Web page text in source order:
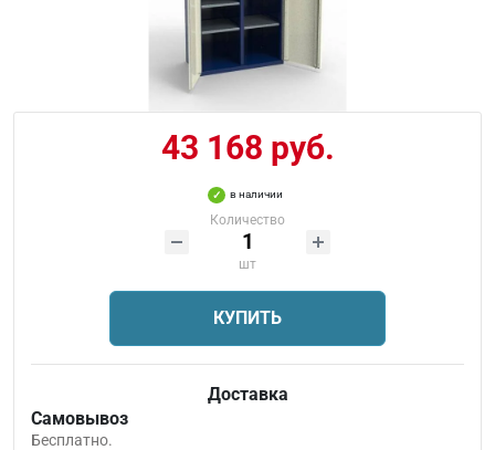
43 168 руб.
в наличии
Количество
шт
КУПИТЬ
Доставка
Самовывоз
Бесплатно.